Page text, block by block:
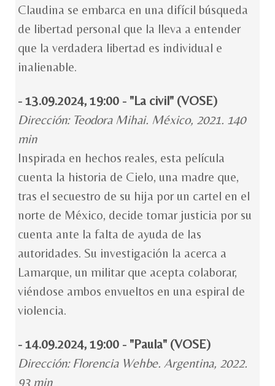
Claudina se embarca en una difícil búsqueda
de libertad personal que la lleva a entender
que la verdadera libertad es individual e
inalienable.
- 13.09.2024, 19:00 - "La civil" (VOSE)
Dirección: Teodora Mihai. México, 2021. 140
min
Inspirada en hechos reales, esta película
cuenta la historia de Cielo, una madre que,
tras el secuestro de su hija por un cartel en el
norte de México, decide tomar justicia por su
cuenta ante la falta de ayuda de las
autoridades. Su investigación la acerca a
Lamarque, un militar que acepta colaborar,
viéndose ambos envueltos en una espiral de
violencia.
- 14.09.2024, 19:00 - "Paula" (VOSE)
Dirección: Florencia Wehbe. Argentina, 2022.
93 min